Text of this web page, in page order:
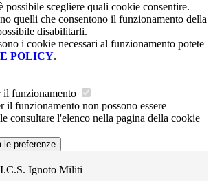
possibile scegliere quali cookie consentire.
quelli che consentono il funzionamento della
disabilitarli.
i cookie necessari al funzionamento potete
POLICY.
il funzionamento
il funzionamento non possono essere
consultare l'elenco nella pagina della cookie
le preferenze
I.C.S. Ignoto Militi